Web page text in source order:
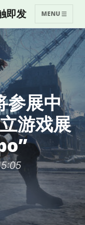
即发 MENU
参展中
游戏展